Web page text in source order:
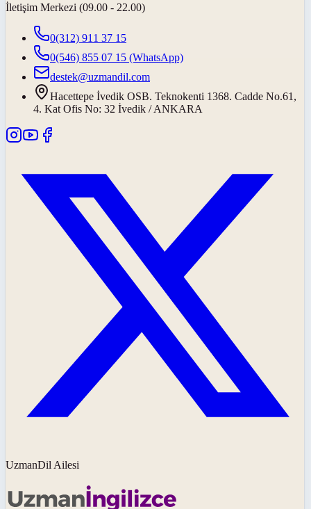
İletişim Merkezi (09.00 - 22.00)
0(312) 911 37 15
0(546) 855 07 15 (WhatsApp)
destek@uzmandil.com
Hacettepe İvedik OSB. Teknokenti 1368. Cadde No.61,
4. Kat Ofis No: 32 İvedik / ANKARA
UzmanDil Ailesi